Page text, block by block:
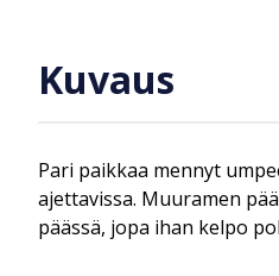
Kuvaus
Pari paikkaa mennyt
ajettavissa. Muuramen
päässä, jopa ihan kelpo